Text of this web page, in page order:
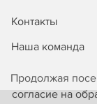
Продолжая
согласие на
Контакты
Наша команда